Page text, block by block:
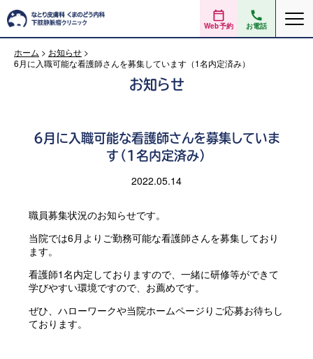
Web予約 お電話
ホーム > お知らせ >
6月に入職可能な看護師さんを募集しています（1名内定済み）
お知らせ
6月に入職可能な看護師さんを募集していま
す（1名内定済み）
2022.05.14
職員募集状況のお知らせです。
当院では6月よりご勤務可能な看護師さんを募集しており
ます。
看護師1名内定しておりますので、一緒に研修等ができて
学びやすい環境ですので、お薦めです。
ぜひ、ハローワークや当院ホームページりご応募お待ちし
ております。